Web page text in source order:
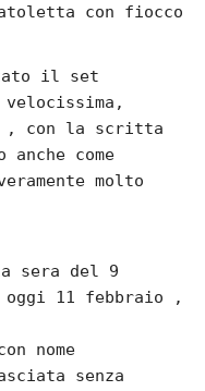
con fiocco
il set
, con la scritta
come
molto
sera del 9
11 febbraio ,
nome
senza